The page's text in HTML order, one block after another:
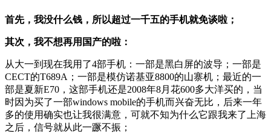
首先，我没什么钱，所以超过一千五的手机就免谈啦；
其次，我不想再用国产的啦：
从大一到现在我用了4部手机：一部是黑白屏的波导；一部是
CECT的T689A；一部是模仿诺基亚8800的山寨机；最近的一
部是夏新E70，这部手机还是2008年8月花600多大洋买的，当
时因为买了一部windows mobile的手机而兴奋无比，后来一年
多的使用确实也让我很满意，可就不知为什么它跟我来了上海
之后，信号就从此一蹶不振；